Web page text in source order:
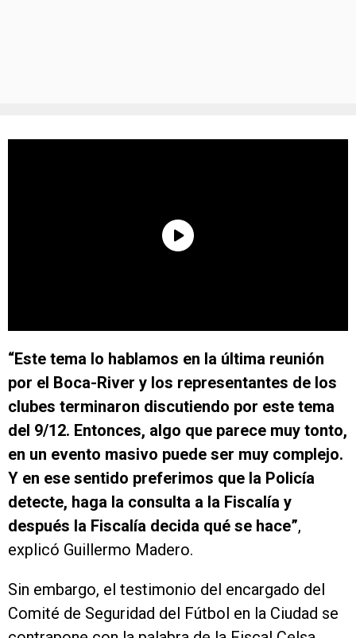
“Este tema lo hablamos en la última reunión
por el Boca-River y los representantes de los
clubes terminaron discutiendo por este tema
del 9/12. Entonces, algo que parece muy tonto,
en un evento masivo puede ser muy complejo.
Y en ese sentido preferimos que la Policía
detecte, haga la consulta a la Fiscalía y
después la Fiscalía decida qué se hace”,
explicó Guillermo Madero.
Sin embargo, el testimonio del encargado del
Comité de Seguridad del Fútbol en la Ciudad se